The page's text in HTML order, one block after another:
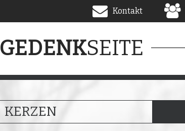
Kontakt
GEDENKSEITE
KERZEN